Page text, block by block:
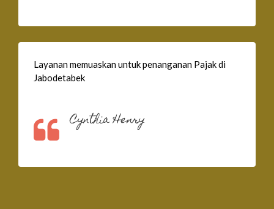
Layanan memuaskan untuk penanganan Pajak di
Jabodetabek
Cynthia Henry